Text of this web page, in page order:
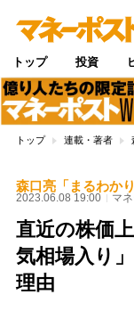
トップ 投資
トップ 連載・著者
森口亮「まるわか
2023.06.08 19:00 マ
直近の株価
気相場入り
理由